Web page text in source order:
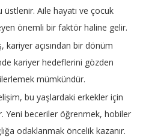
Aile hayatı ve çocuk
önemli bir faktör haline gelir.
kariyer açısından bir dönüm
kariyer hedeflerini gözden
mümkündür.
bu yaşlardaki erkekler için
Yeni beceriler öğrenmek, hobiler
odaklanmak öncelik kazanır.